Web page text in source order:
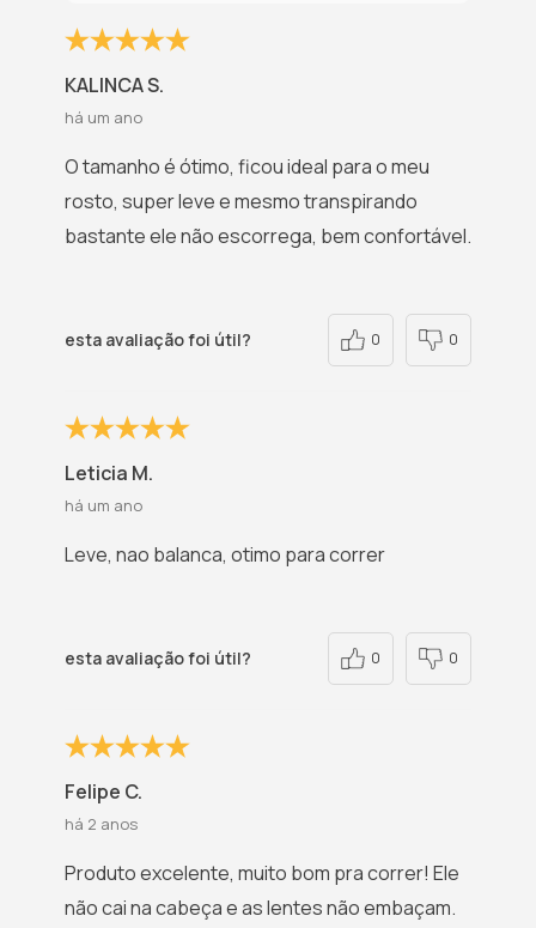
KALINCA S.
há um ano
O tamanho é ótimo, ficou ideal para o meu
rosto, super leve e mesmo transpirando
bastante ele não escorrega, bem confortável.
esta avaliação foi útil? 0 0
Leticia M.
há um ano
Leve, nao balanca, otimo para correr
esta avaliação foi útil? 0 0
Felipe C.
há 2 anos
Produto excelente, muito bom pra correr! Ele
não cai na cabeça e as lentes não embaçam.